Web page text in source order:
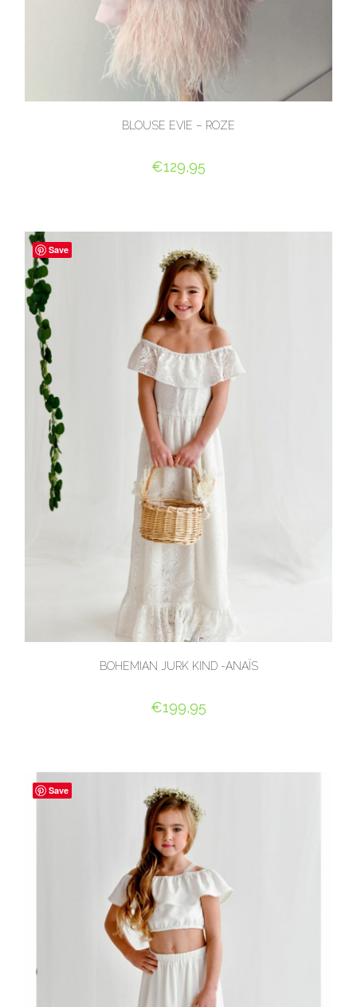
BLOUSE EVIE – ROZE
€129,95
Save
BOHEMIAN JURK KIND -ANAÏS
€199,95
Save